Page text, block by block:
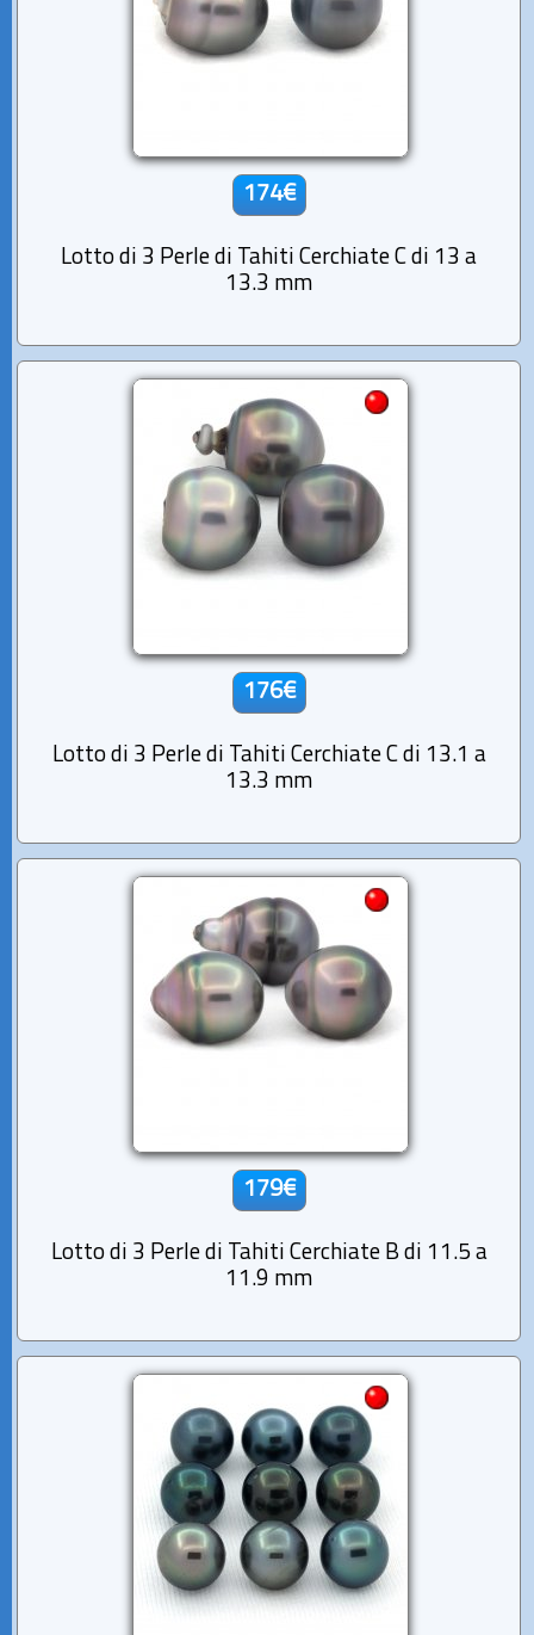
174€
Lotto di 3 Perle di Tahiti Cerchiate C di 13 a
13.3 mm
176€
Lotto di 3 Perle di Tahiti Cerchiate C di 13.1 a
13.3 mm
179€
Lotto di 3 Perle di Tahiti Cerchiate B di 11.5 a
11.9 mm